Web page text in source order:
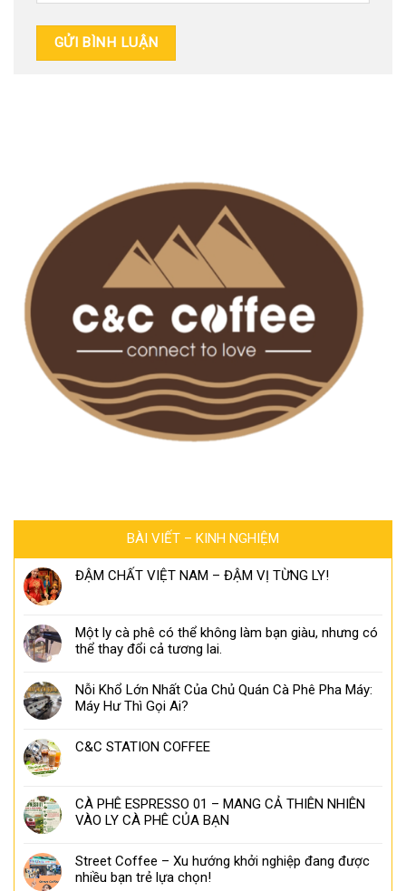
BÀI VIẾT – KINH NGHIỆM
ĐẬM CHẤT VIỆT NAM – ĐẬM VỊ TỪNG LY!
Một ly cà phê có thể không làm bạn giàu, nhưng có
thể thay đổi cả tương lai.
Nỗi Khổ Lớn Nhất Của Chủ Quán Cà Phê Pha Máy:
Máy Hư Thì Gọi Ai?
C&C STATION COFFEE
CÀ PHÊ ESPRESSO 01 – MANG CẢ THIÊN NHIÊN
VÀO LY CÀ PHÊ CỦA BẠN
Street Coffee – Xu hướng khởi nghiệp đang được
nhiều bạn trẻ lựa chọn!